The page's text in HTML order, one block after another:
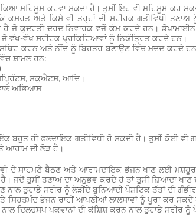
ਮਹਿਸੂਸ ਕਰਵਾ ਸਕਦਾ ਹੈ। ਤੁਸੀਂ ਇਹ ਵੀ ਮਹਿਸੂਸ ਕਰ
ਕਸਰਤ ਅਤੇ ਕਿਸੇ ਵੀ ਤਰ੍ਹਾਂ ਦੀ ਸਰੀਰਕ ਗਤੀਵਿਧੀ
ਹੈ ਜੋ ਕੁਦਰਤੀ ਦਰਦ ਨਿਵਾਰਕ ਵਜੋਂ ਕੰਮ ਕਰਦੇ ਹਨ।
ਜੋ ਵੱਖ-ਵੱਖ ਸਰੀਰਕ ਪ੍ਰਕਿਰਿਆਵਾਂ ਨੂੰ ਨਿਯੰਤ੍ਰਿਤ ਕਰਦੇ ਹਨ।
ਕਰਨ ਅਤੇ ਨੀਂਦ ਨੂੰ ਬਿਹਤਰ ਬਣਾਉਣ ਵਿੱਚ ਮਦਦ ਕਰਦੇ
ਸ਼ਾਮਲ ਹਨ:
ਸਕੁਐਟਸ, ਆਦਿ।
ਅਭਿਆਸ
ਹੀ ਫਲਦਾਇਕ ਗਤੀਵਿਧੀ ਹੋ ਸਕਦੀ ਹੈ। ਤੁਸੀਂ ਕੋਈ ਵੀ
ਆਰਾਮ ਦੀ ਲੋੜ ਹੈ।
ਦੇ ਸਾਹਮਣੇ ਬੈਠਣ ਅਤੇ ਆਰਾਮਦਾਇਕ ਭੋਜਨ ਖਾਣ ਲਈ
ਜਦੋਂ ਤੁਸੀਂ ਤਣਾਅ ਦਾ ਅਨੁਭਵ ਕਰਦੇ ਹੋ ਤਾਂ ਤੁਸੀਂ ਜ਼ਿਆਦਾ ਖਾਣ
ਤੁਹਾਡੇ ਸਰੀਰ ਨੂੰ ਲੋੜੀਂਦੇ ਬੁਨਿਆਦੀ ਪੌਸ਼ਟਿਕ ਤੱਤਾਂ ਦੀ
ਸਿਹਤਮੰਦ ਭੋਜਨ ਰਾਹੀਂ ਆਪਣੀਆਂ ਲਾਲਸਾਵਾਂ ਨੂੰ ਪੂਰਾ ਕਰ
ਦਿਲਚਸਪ ਪਕਵਾਨਾਂ ਦੀ ਕੋਸ਼ਿਸ਼ ਕਰਨ ਨਾਲ ਤੁਹਾਡੇ ਸਰੀਰ ਨੂੰ